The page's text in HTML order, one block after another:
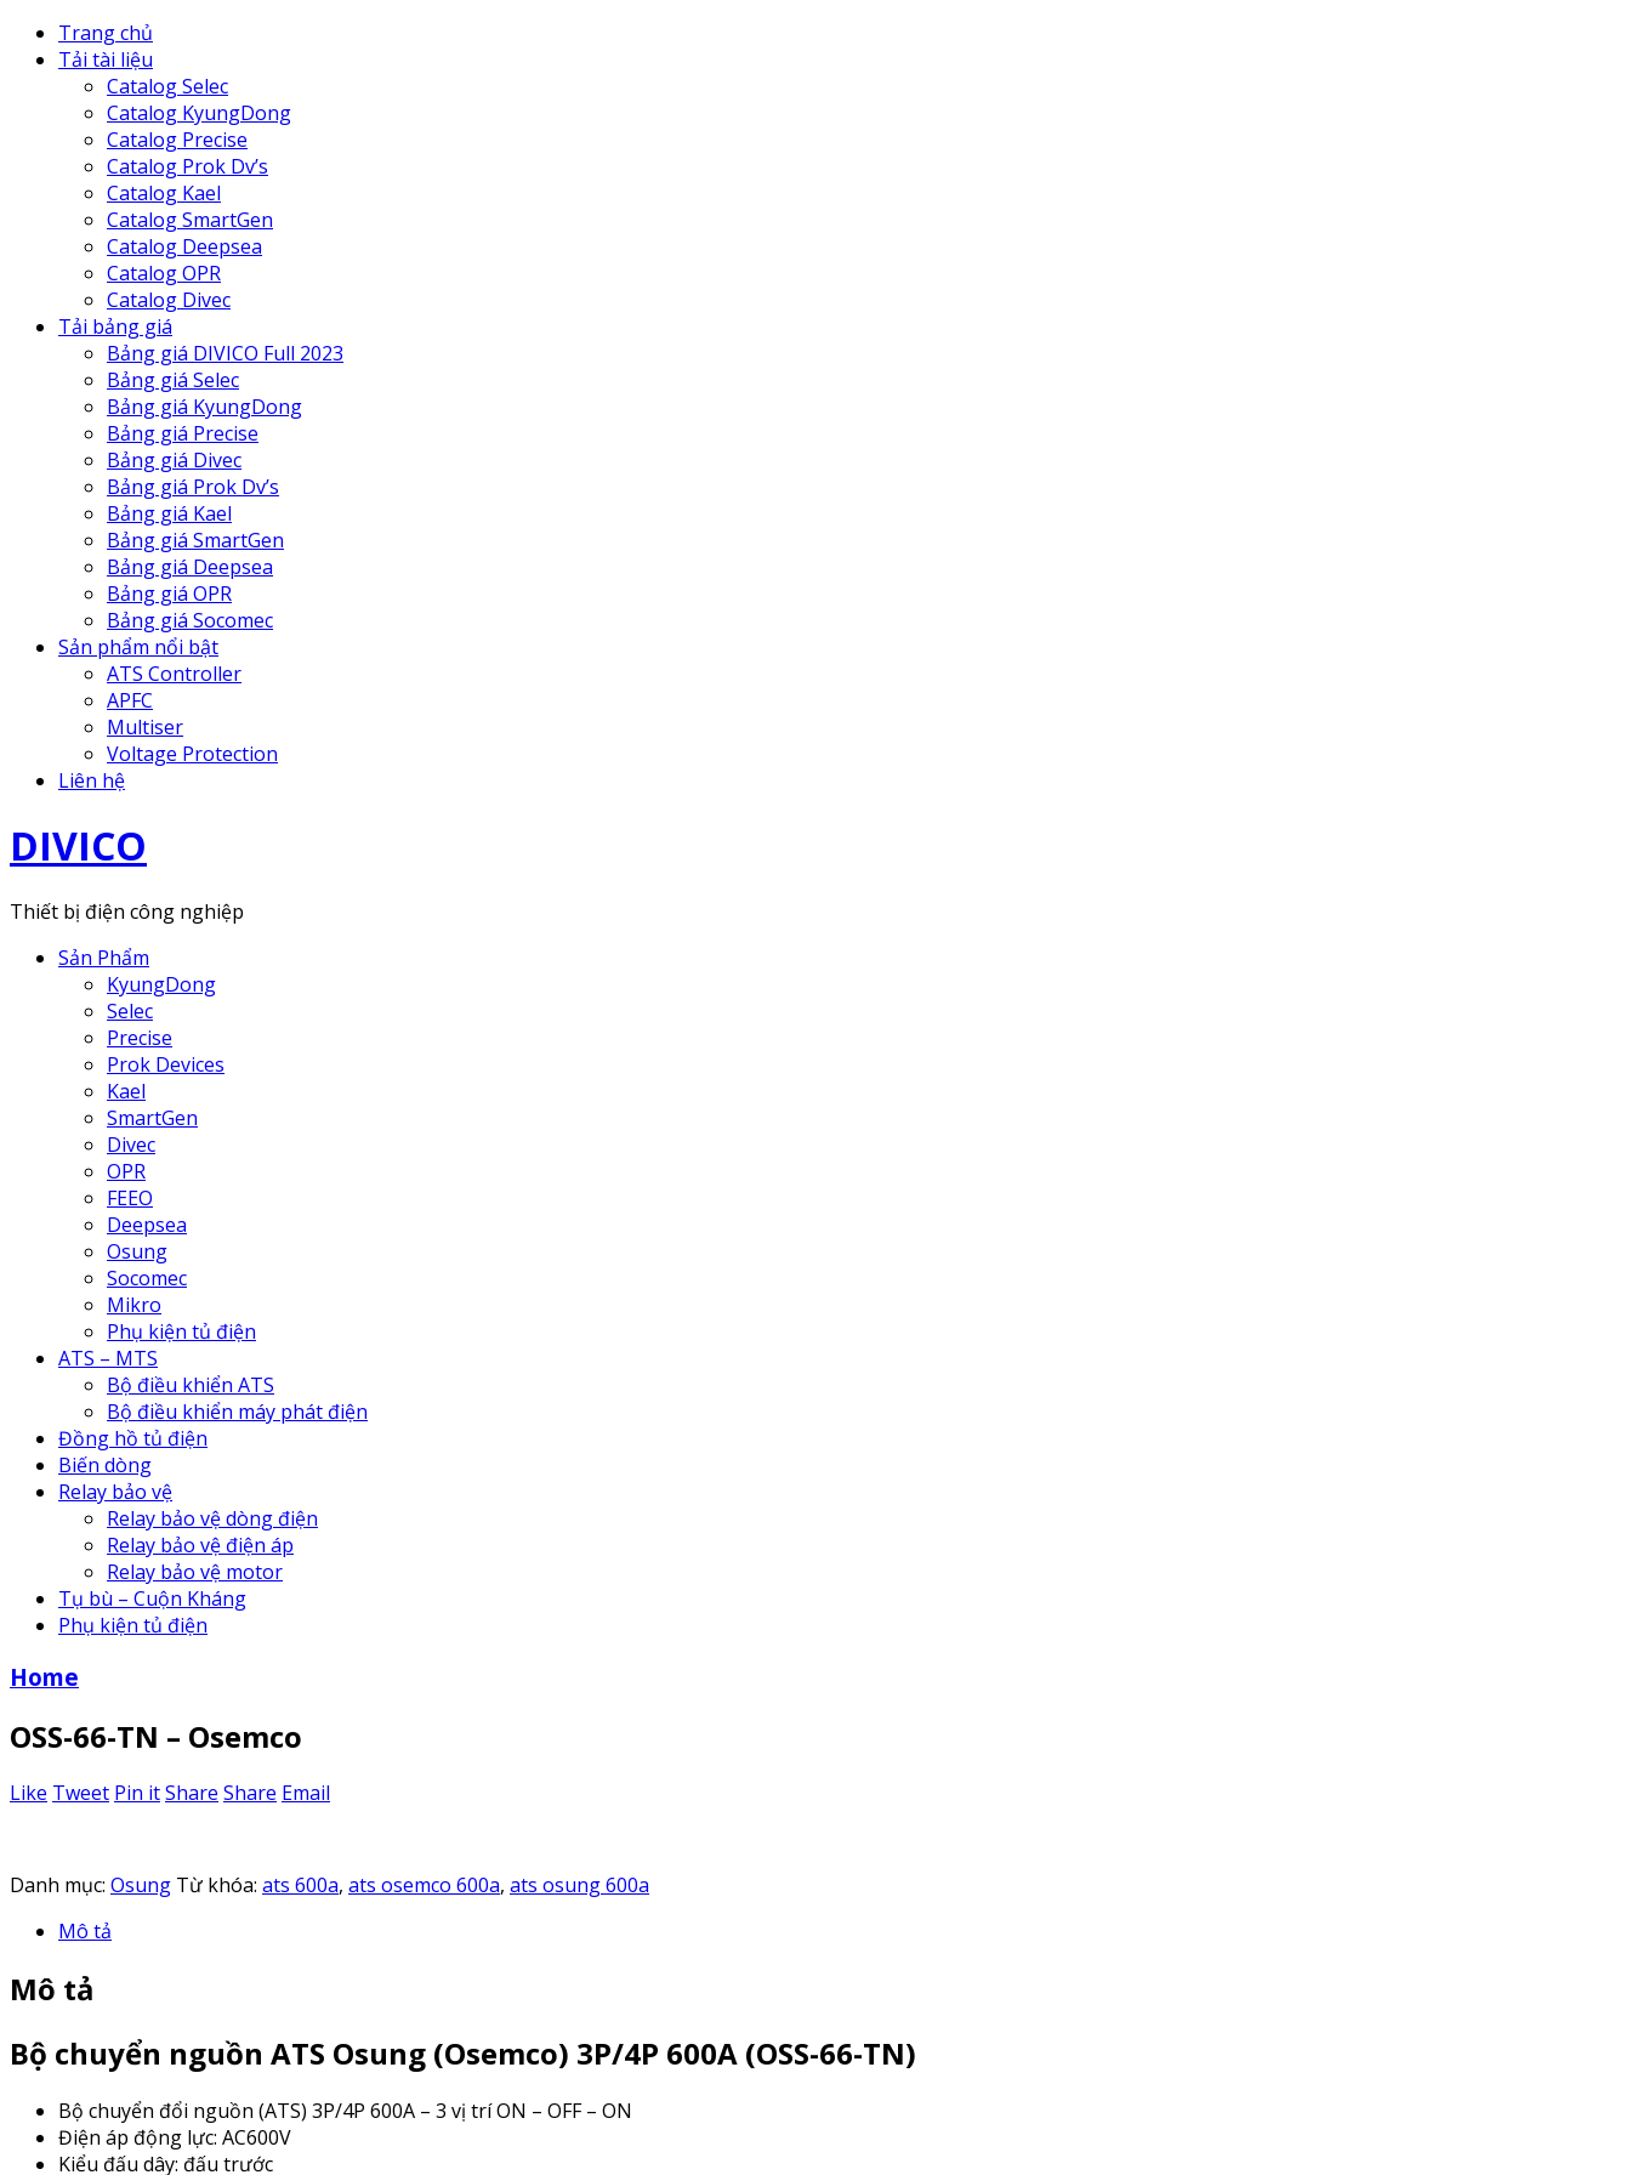
Trang chủ
Tải tài liệu
Catalog Selec
Catalog KyungDong
Catalog Precise
Catalog Prok Dv’s
Catalog Kael
Catalog SmartGen
Catalog Deepsea
Catalog OPR
Catalog Divec
Tải bảng giá
Bảng giá DIVICO Full 2023
Bảng giá Selec
Bảng giá KyungDong
Bảng giá Precise
Bảng giá Divec
Bảng giá Prok Dv’s
Bảng giá Kael
Bảng giá SmartGen
Bảng giá Deepsea
Bảng giá OPR
Bảng giá Socomec
Sản phẩm nổi bật
ATS Controller
APFC
Multiser
Voltage Protection
Liên hệ
DIVICO
Thiết bị điện công nghiệp
Sản Phẩm
KyungDong
Selec
Precise
Prok Devices
Kael
SmartGen
Divec
OPR
FEEO
Deepsea
Osung
Socomec
Mikro
Phụ kiện tủ điện
ATS – MTS
Bộ điều khiển ATS
Bộ điều khiển máy phát điện
Đồng hồ tủ điện
Biến dòng
Relay bảo vệ
Relay bảo vệ dòng điện
Relay bảo vệ điện áp
Relay bảo vệ motor
Tụ bù – Cuộn Kháng
Phụ kiện tủ điện
Home
OSS-66-TN – Osemco
Like Tweet Pin itShare Share Email
Danh mục: Osung Từ khóa: ats 600a, ats osemco 600a, ats osung 600a
Mô tả
Mô tả
Bộ chuyển nguồn ATS Osung (Osemco) 3P/4P 600A (OSS-66-TN)
Bộ chuyển đổi nguồn (ATS) 3P/4P 600A – 3 vị trí ON – OFF – ON
Điện áp động lực: AC600V
Kiểu đấu dây: đấu trước